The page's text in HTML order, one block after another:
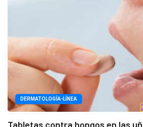
DERMATOLOGÍA-LÍNEA
Tabletas contra hongos en las